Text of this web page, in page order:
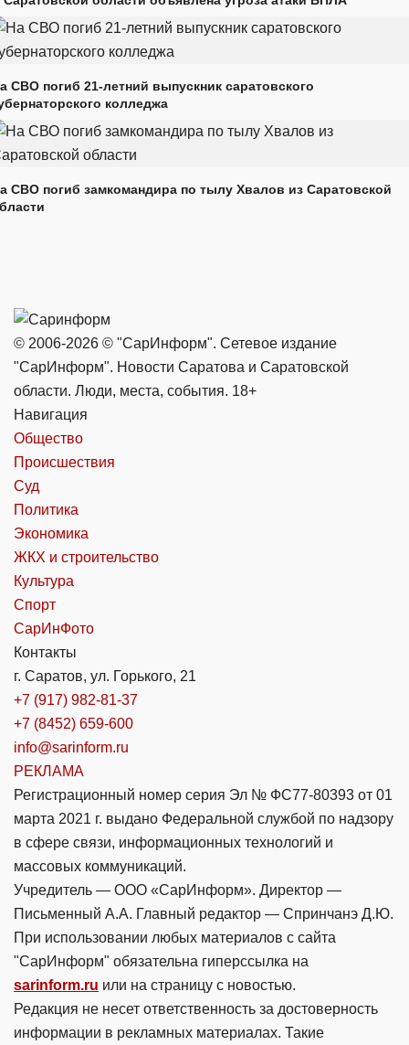
СВО погиб 21-летний выпускник саратовского
колледжа
СВО погиб замкомандира по тылу Хвалов из Саратовской
© 2006-2026 © "СарИнформ". Сетевое издание
"СарИнформ". Новости Саратова и Саратовской
области. Люди, места, события. 18+
Навигация
Общество
Происшествия
Суд
Политика
Экономика
ЖКХ и строительство
Культура
Спорт
СарИнФото
Контакты
г. Саратов, ул. Горького, 21
+7 (917) 982-81-37
+7 (8452) 659-600
info@sarinform.ru
РЕКЛАМА
Регистрационный номер серия Эл № ФС77-80393 от 01
марта 2021 г. выдано Федеральной службой по надзору
в сфере связи, информационных технологий и
массовых коммуникаций.
Учредитель — ООО «СарИнформ». Директор —
Письменный А.А. Главный редактор — Спринчанэ Д.Ю.
При использовании любых материалов с сайта
"СарИнформ" обязательна гиперссылка на
sarinform.ru или на страницу с новостью.
Редакция не несет ответственность за достоверность
информации в рекламных материалах. Такие